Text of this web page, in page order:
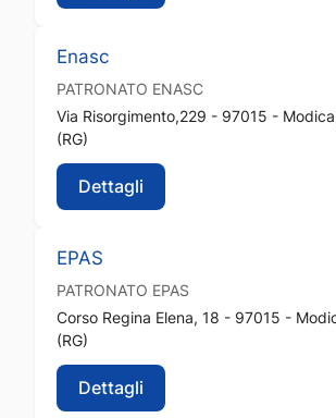
Enasc
PATRONATO ENASC
Via Risorgimento,229 - 97015 -
(RG)
Dettagli
EPAS
PATRONATO EPAS
Corso Regina Elena, 18 - 97015 -
(RG)
Dettagli